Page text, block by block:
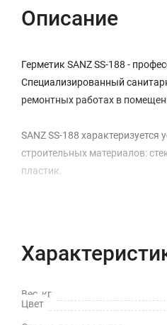
Описание
Герметик SANZ SS-188 -
Специализированный
ремонтных работах в
SANZ SS-188
строительных материалов:
пластик.
Вес нетто: 0,28 кг
Свойства: водостойкий
Вес, кг
Цвет